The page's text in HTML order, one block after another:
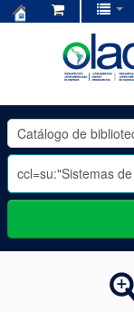
OLADE
-